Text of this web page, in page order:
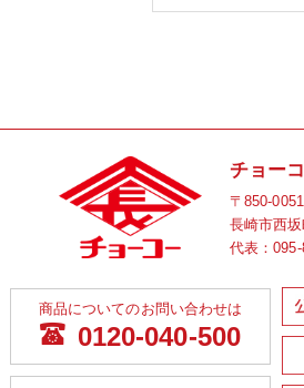
チョー
〒850-0051
長崎市西
代表：
商品についてのお問い合わせは
0120-040-500